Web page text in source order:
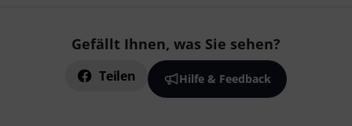
Gefällt Ihnen, was Sie sehen?
Teilen Hilfe & Feedback